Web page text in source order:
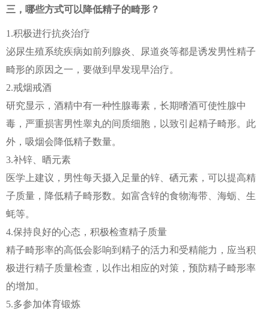
三，哪些方式可以降低精子的畸形？
1.积极进行抗炎治疗
泌尿生殖系统疾病如前列腺炎、尿道炎等都是诱发男性精子
畸形的原因之一，要做到早发现早治疗。
2.戒烟戒酒
研究显示，酒精中有一种性腺毒素，长期嗜酒可使性腺中
毒，严重损害男性睾丸的间质细胞，以致引起精子畸形。此
外，吸烟会降低精子数量。
3.补锌、晒元素
医学上建议，男性每天摄入足量的锌、硒元素，可以提高精
子质量，降低精子畸形数。如富含锌的食物海带、海蛎、生
蚝等。
4.保持良好的心态，积极检查精子质量
精子畸形率的高低会影响到精子的活力和受精能力，应当积
极进行精子质量检查，以作出相应的对策，预防精子畸形率
的增加。
5.多参加体育锻炼